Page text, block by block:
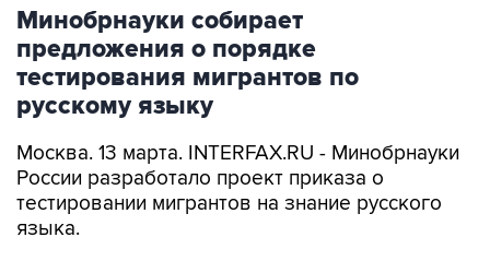
Минобрнауки собирает
предложения о порядке
тестирования мигрантов по
русскому языку
Москва. 13 марта. INTERFAX.RU - Минобрнауки
России разработало проект приказа о
тестировании мигрантов на знание русского
языка.